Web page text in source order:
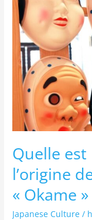
Quelle
l’origine
« Okame »
Japanese Culture /
la
signification
et
l’origine
de
« Hyottoko »
« Okame »